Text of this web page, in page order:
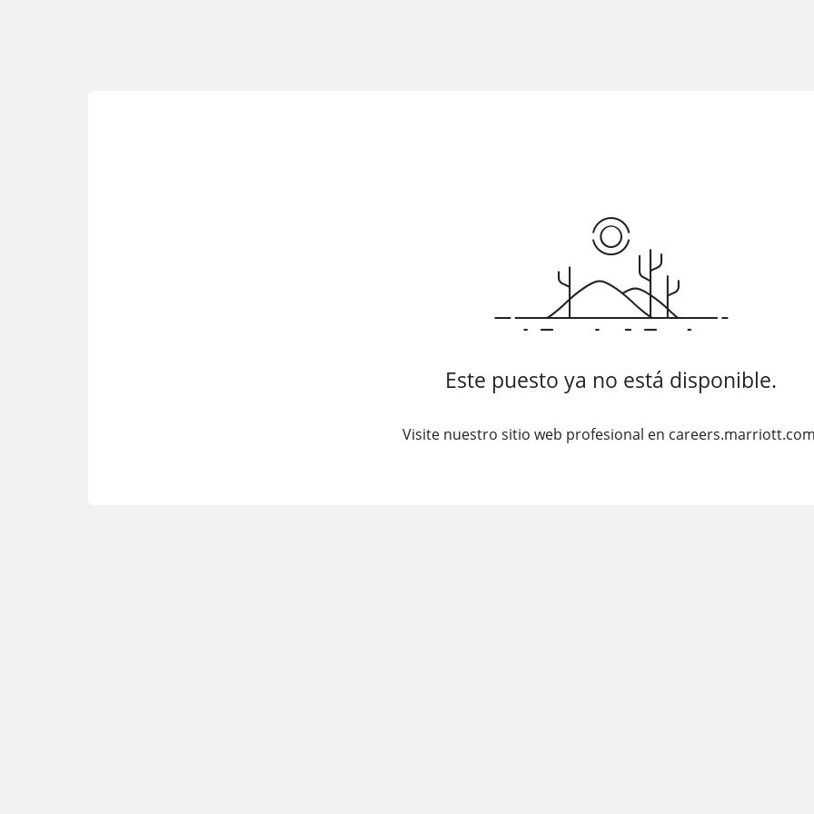
Este puesto ya no está disponible.
Visite nuestro sitio web profesional en